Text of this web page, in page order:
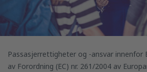
Passasjerrettigheter og -ansvar innenfor
av Forordning (EC) nr. 261/2004 av